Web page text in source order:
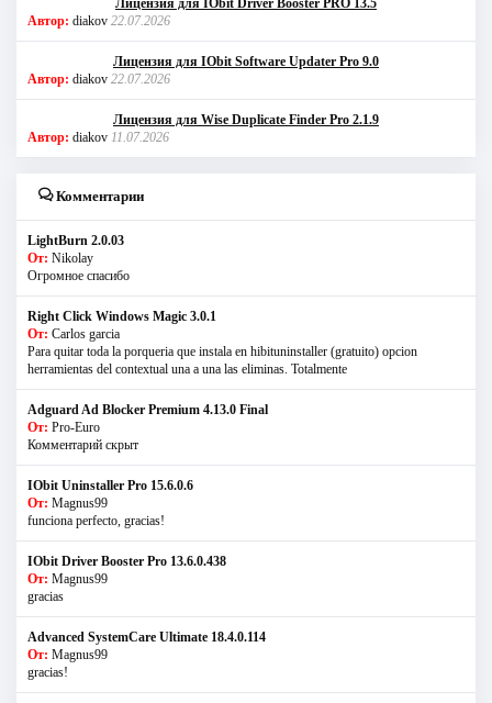
Автор: diakov 22.07.2026
Лицензия для IObit Software Updater Pro 9.0
Автор: diakov 22.07.2026
Лицензия для Wise Duplicate Finder Pro 2.1.9
Автор: diakov 11.07.2026
Комментарии
LightBurn 2.0.03
От: Nikolay
Огромное спасибо
Right Click Windows Magic 3.0.1
От: Carlos garcia
Para quitar toda la porqueria que instala en hibituninstaller (gratuito) opcion
herramientas del contextual una a una las eliminas. Totalmente
Adguard Ad Blocker Premium 4.13.0 Final
От: Pro-Euro
Комментарий скрыт
IObit Uninstaller Pro 15.6.0.6
От: Magnus99
funciona perfecto, gracias!
IObit Driver Booster Pro 13.6.0.438
От: Magnus99
gracias
Advanced SystemCare Ultimate 18.4.0.114
От: Magnus99
gracias!